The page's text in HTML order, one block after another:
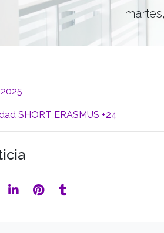
SHORT ERASMUS +24